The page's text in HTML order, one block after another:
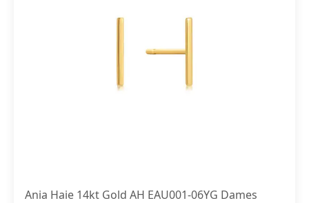
Ania Haie 14kt Gold AH EAU001-06YG Dames